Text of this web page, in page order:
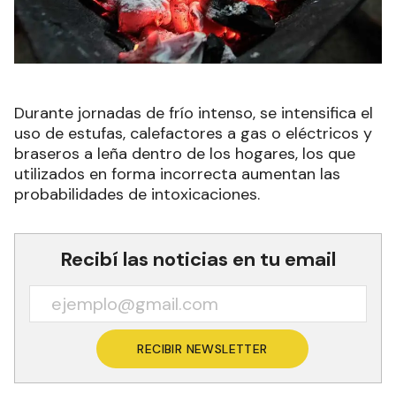
Durante jornadas de frío intenso, se intensifica el
uso de estufas, calefactores a gas o eléctricos y
braseros a leña dentro de los hogares, los que
utilizados en forma incorrecta aumentan las
probabilidades de intoxicaciones.
Recibí las noticias en tu email
RECIBIR NEWSLETTER